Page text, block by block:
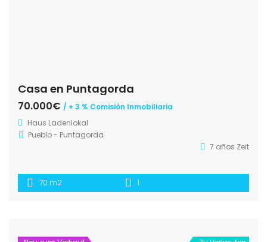
Casa en Puntagorda
70.000€ / + 3 % Comisión Inmobiliaria
Haus Ladenlokal
Pueblo - Puntagorda
7 años Zeit
70 m2 1